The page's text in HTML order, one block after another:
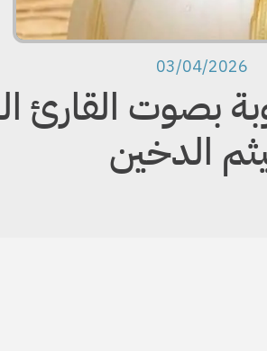
03/04/2026
بصوت القارئ
الدخين